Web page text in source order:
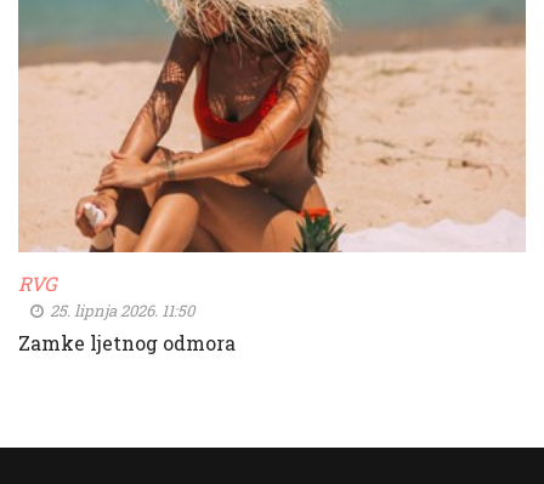
RVG
25. lipnja 2026. 11:50
Zamke ljetnog odmora